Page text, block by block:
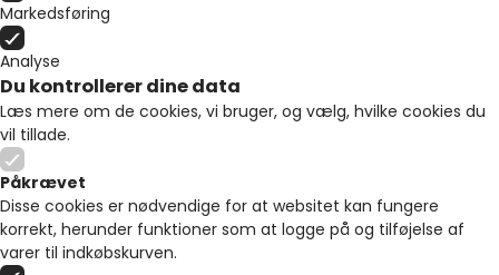
Markedsføring
Analyse
Du kontrollerer dine data
Læs mere om de cookies, vi bruger, og vælg, hvilke cookies du
vil tillade.
Påkrævet
Disse cookies er nødvendige for at websitet kan fungere
korrekt, herunder funktioner som at logge på og tilføjelse af
varer til indkøbskurven.